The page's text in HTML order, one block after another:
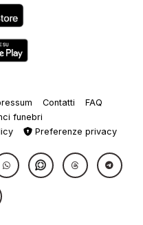
Contatti
FAQ
funebri
Preferenze privacy